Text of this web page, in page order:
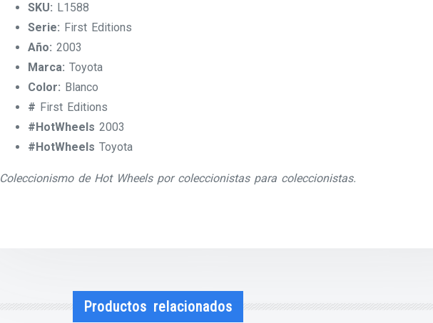
SKU: L1588
Serie: First Editions
Año: 2003
Marca: Toyota
Color: Blanco
# First Editions
#HotWheels 2003
#HotWheels Toyota
Coleccionismo de Hot Wheels por coleccionistas para coleccionistas.
Productos relacionados